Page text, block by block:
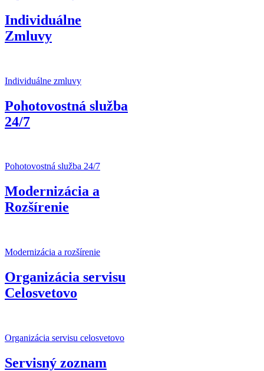
Individuálne
Zmluvy
Individuálne zmluvy
Pohotovostná služba
24/7
Pohotovostná služba 24/7
Modernizácia a
Rozšírenie
Modernizácia a rozšírenie
Organizácia servisu
Celosvetovo
Organizácia servisu celosvetovo
Servisný zoznam